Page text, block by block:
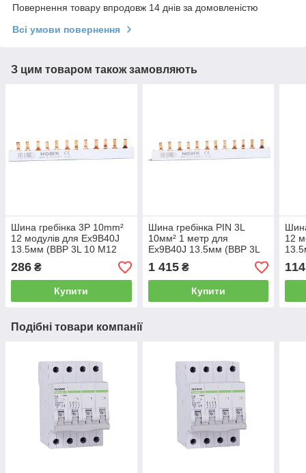
Повернення товару впродовж 14 днів за домовленістю
Всі умови повернення
З цим товаром також замовляють
Шина гребінка 3P 10mm²
12 модулів для Ex9B40J
13.5мм (BBP 3L 10 M12
EU) (111406) NOARK
286 ₴
Купити
Шина гребінка PIN 3L
10мм² 1 метр для
Ex9B40J 13.5мм (BBP 3L
10 M72 13.5mm EU)
(113237) NOARK
1 415₴
Купити
12
EU)
114
Подібні товари компанії